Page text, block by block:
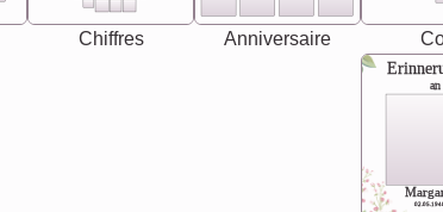
Chiffres Anniversaire